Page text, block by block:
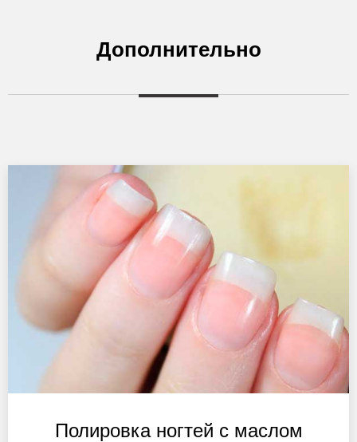
Дополнительно
Полировка ногтей с маслом